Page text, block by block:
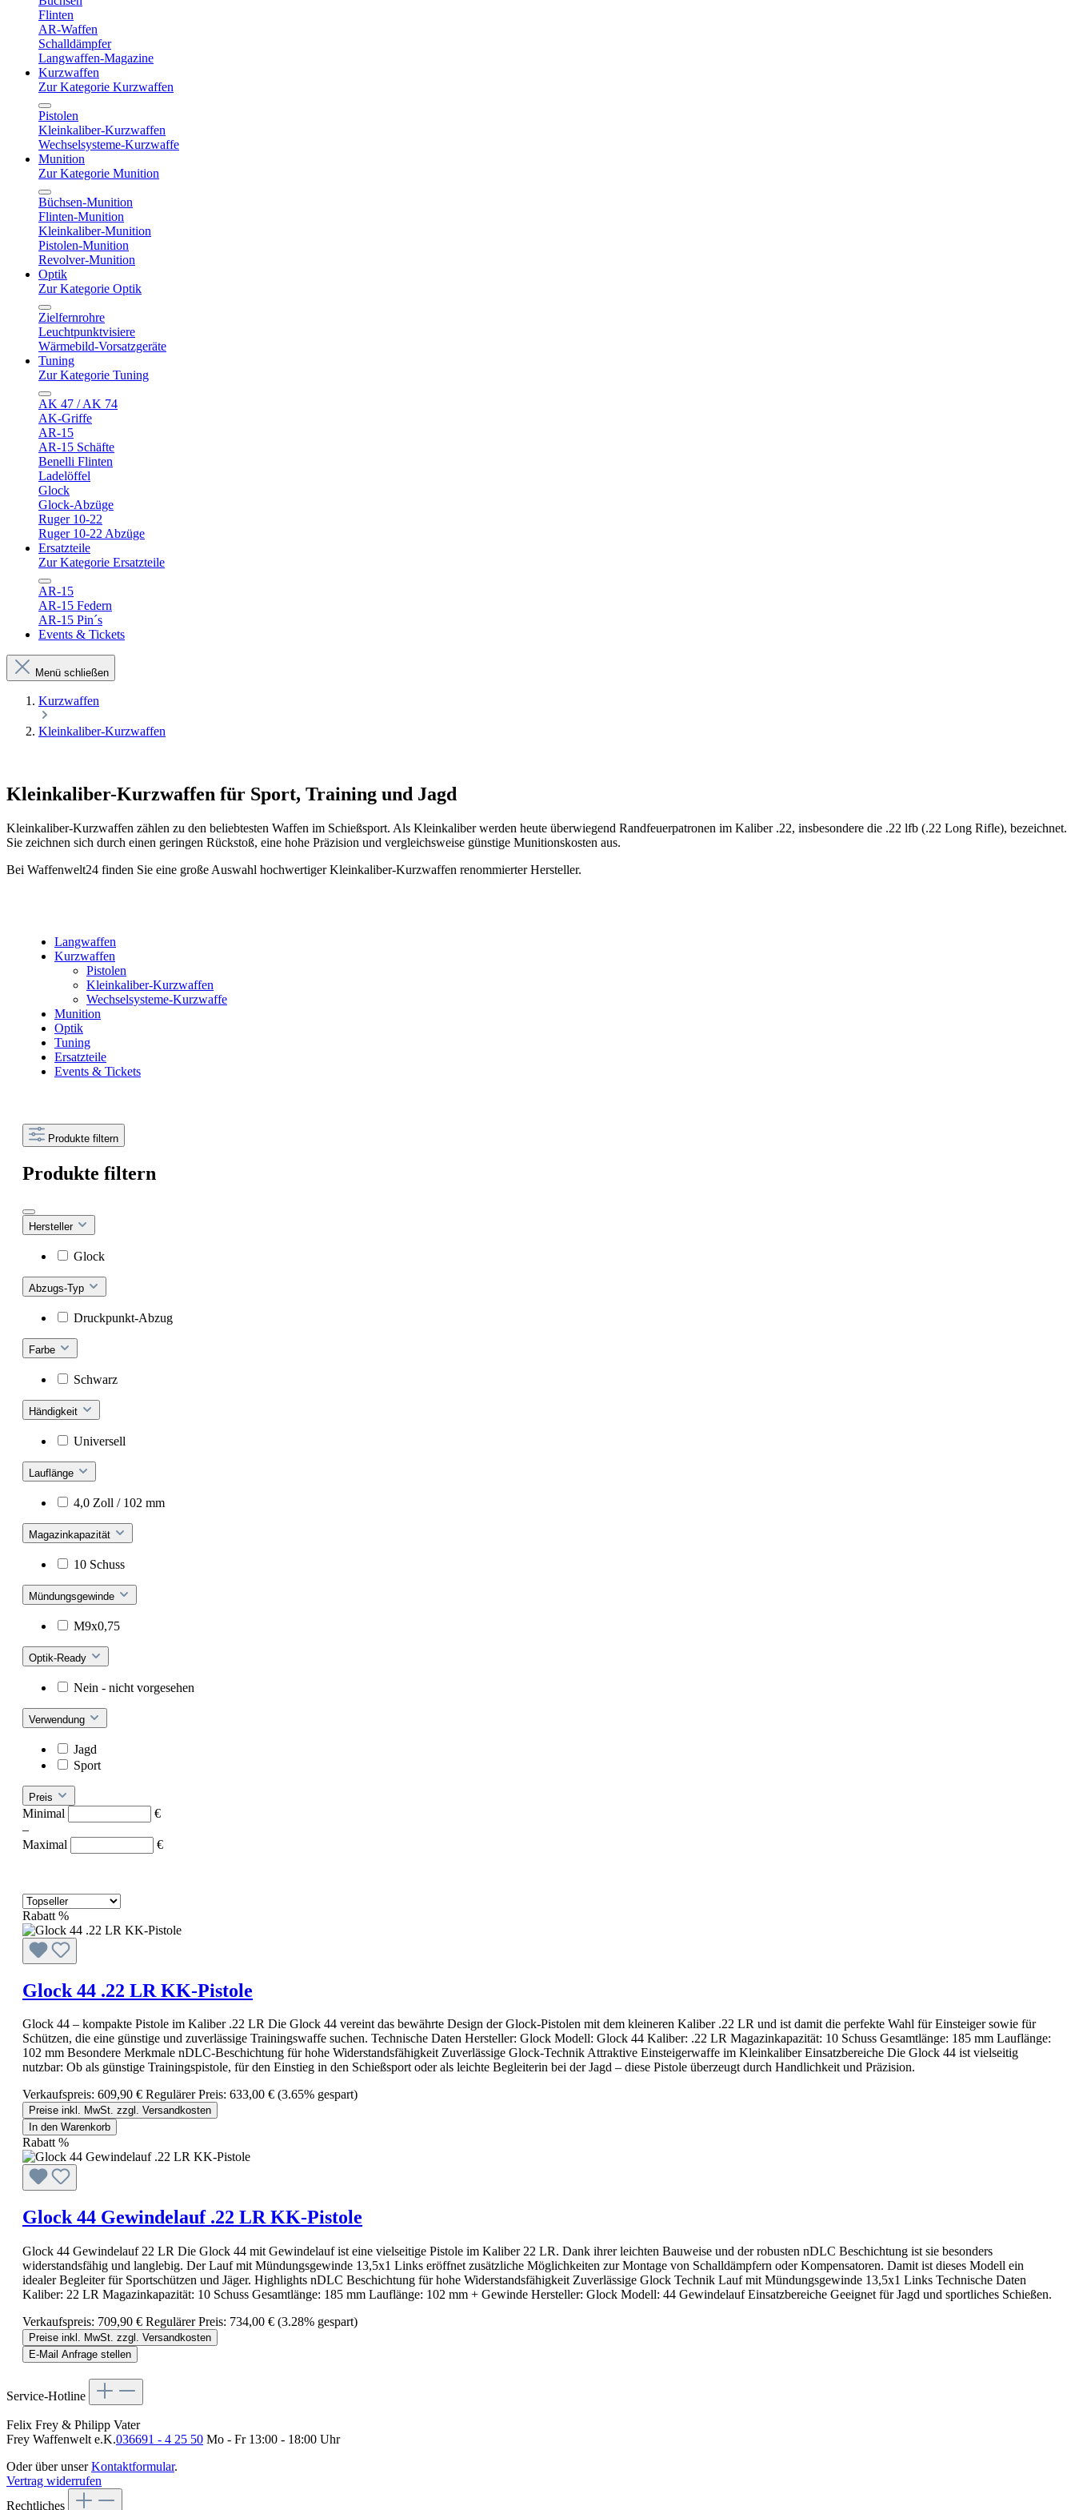
Flinten
AR-Waffen
Schalldämpfer
Langwaffen-Magazine
Kurzwaffen
Zur Kategorie Kurzwaffen
Pistolen
Kleinkaliber-Kurzwaffen
Wechselsysteme-Kurzwaffe
Munition
Zur Kategorie Munition
Büchsen-Munition
Flinten-Munition
Kleinkaliber-Munition
Pistolen-Munition
Revolver-Munition
Optik
Zur Kategorie Optik
Zielfernrohre
Leuchtpunktvisiere
Wärmebild-Vorsatzgeräte
Tuning
Zur Kategorie Tuning
AK 47 / AK 74
AK-Griffe
AR-15
AR-15 Schäfte
Benelli Flinten
Ladelöffel
Glock
Glock-Abzüge
Ruger 10-22
Ruger 10-22 Abzüge
Ersatzteile
Zur Kategorie Ersatzteile
AR-15
AR-15 Federn
AR-15 Pin´s
Events & Tickets
Menü schließen
Kurzwaffen
Kleinkaliber-Kurzwaffen
Kleinkaliber-Kurzwaffen für Sport, Training und Jagd
Kleinkaliber-Kurzwaffen zählen zu den beliebtesten Waffen im Schießsport. Als Kleinkaliber werden heute überwiegend Randfeuerpatronen im Kaliber .22, insbesondere die .22 lfb (.22 Long Rifle), bezeichnet.
Sie zeichnen sich durch einen geringen Rückstoß, eine hohe Präzision und vergleichsweise günstige Munitionskosten aus.
Bei Waffenwelt24 finden Sie eine große Auswahl hochwertiger Kleinkaliber-Kurzwaffen renommierter Hersteller.
Langwaffen
Kurzwaffen
Pistolen
Kleinkaliber-Kurzwaffen
Wechselsysteme-Kurzwaffe
Munition
Optik
Tuning
Ersatzteile
Events & Tickets
Produkte filtern
Produkte filtern
Hersteller
Glock
Abzugs-Typ
Druckpunkt-Abzug
Farbe
Schwarz
Händigkeit
Universell
Lauflänge
4,0 Zoll / 102 mm
Magazinkapazität
10 Schuss
Mündungsgewinde
M9x0,75
Optik-Ready
Nein - nicht vorgesehen
Verwendung
Jagd
Sport
Preis
Minimal
€
–
Maximal
€
Rabatt %
Glock 44 .22 LR KK-Pistole
Glock 44 – kompakte Pistole im Kaliber .22 LR Die Glock 44 vereint das bewährte Design der Glock-Pistolen mit dem kleineren Kaliber .22 LR und ist damit die perfekte Wahl für Einsteiger sowie für
Schützen, die eine günstige und zuverlässige Trainingswaffe suchen. Technische Daten Hersteller: Glock Modell: Glock 44 Kaliber: .22 LR Magazinkapazität: 10 Schuss Gesamtlänge: 185 mm Lauflänge:
102 mm Besondere Merkmale nDLC-Beschichtung für hohe Widerstandsfähigkeit Zuverlässige Glock-Technik Attraktive Einsteigerwaffe im Kleinkaliber Einsatzbereiche Die Glock 44 ist vielseitig
nutzbar: Ob als günstige Trainingspistole, für den Einstieg in den Schießsport oder als leichte Begleiterin bei der Jagd – diese Pistole überzeugt durch Handlichkeit und Präzision.
Verkaufspreis: 609,90 € Regulärer Preis: 633,00 € (3.65% gespart)
Preise inkl. MwSt. zzgl. Versandkosten
In den Warenkorb
Rabatt %
Glock 44 Gewindelauf .22 LR KK-Pistole
Glock 44 Gewindelauf 22 LR Die Glock 44 mit Gewindelauf ist eine vielseitige Pistole im Kaliber 22 LR. Dank ihrer leichten Bauweise und der robusten nDLC Beschichtung ist sie besonders
widerstandsfähig und langlebig. Der Lauf mit Mündungsgewinde 13,5x1 Links eröffnet zusätzliche Möglichkeiten zur Montage von Schalldämpfern oder Kompensatoren. Damit ist dieses Modell ein
idealer Begleiter für Sportschützen und Jäger. Highlights nDLC Beschichtung für hohe Widerstandsfähigkeit Zuverlässige Glock Technik Lauf mit Mündungsgewinde 13,5x1 Links Technische Daten
Kaliber: 22 LR Magazinkapazität: 10 Schuss Gesamtlänge: 185 mm Lauflänge: 102 mm + Gewinde Hersteller: Glock Modell: 44 Gewindelauf Einsatzbereiche Geeignet für Jagd und sportliches Schießen.
Verkaufspreis: 709,90 € Regulärer Preis: 734,00 € (3.28% gespart)
Preise inkl. MwSt. zzgl. Versandkosten
E-Mail Anfrage stellen
Service-Hotline
Felix Frey & Philipp Vater
Frey Waffenwelt e.K.036691 - 4 25 50 Mo - Fr 13:00 - 18:00 Uhr
Oder über unserKontaktformular.
Vertrag widerrufen
Rechtliches